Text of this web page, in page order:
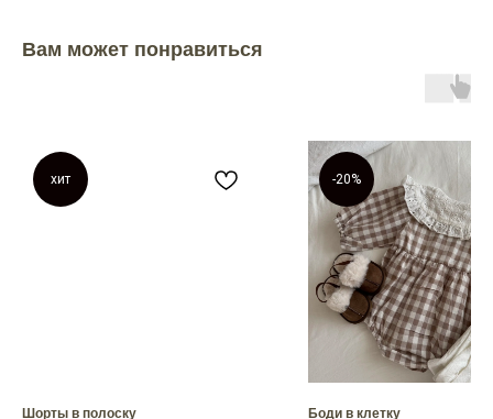
Вам может понравиться
хит
Шорты в полоску
-20%
Боди в клетку